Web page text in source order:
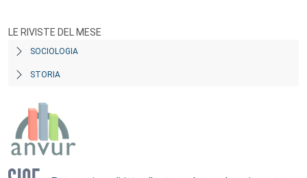
LE RIVISTE DEL MESE
SOCIOLOGIA
STORIA